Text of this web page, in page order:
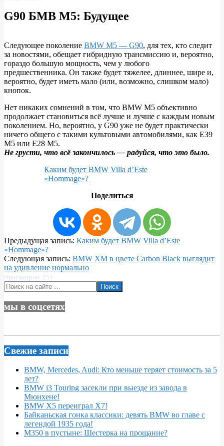
G90 БМВ М5: Будущее
Следующее поколение BMW M5 — G90, для тех, кто следит
за новостями, обещает гибридную трансмиссию и, вероятно,
гораздо большую мощность, чем у любого
предшественника. Он также будет тяжелее, длиннее, шире и,
вероятно, будет иметь мало (или, возможно, слишком мало)
кнопок.
Нет никаких сомнений в том, что BMW M5 объективно
продолжает становиться всё лучше и лучше с каждым новым
поколением. Но, вероятно, у G90 уже не будет практически
ничего общего с такими культовыми автомобилями, как E39
M5 или E28 M5.
Не грусти, что всё закончилось — радуйся, что это было.
Каким будет BMW Villa d’Este
«Hommage»?
Поделиться
2023-
03-
20
Предыдущая запись: Каким будет BMW Villa d’Este
«Hommage»?
Следующая запись: BMW XM в цвете Carbon Black выглядит
на удивление нормально
Просмотров: 252
Поиск
мы в соцсетях
Свежие записи
BMW, Mercedes, Audi: Кто меньше теряет стоимость за 5
лет?
BMW i3 Touring засекли при выезде из завода в
Мюнхене!
BMW X5 переиграл X7!
Байканьская гонка классики: девять BMW во главе с
легендой 1935 года!
M350 в пустыне: Шестерка на прощание?